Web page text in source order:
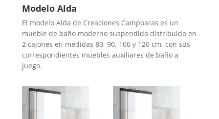
Modelo Alda
El modelo Alda de Creaciones Campoaras es un
mueble de baño moderno suspendido distribuido en
2 cajones en medidas 80, 90, 100 y 120 cm. con sus
correspondientes muebles auxiliares de baño a
juego.